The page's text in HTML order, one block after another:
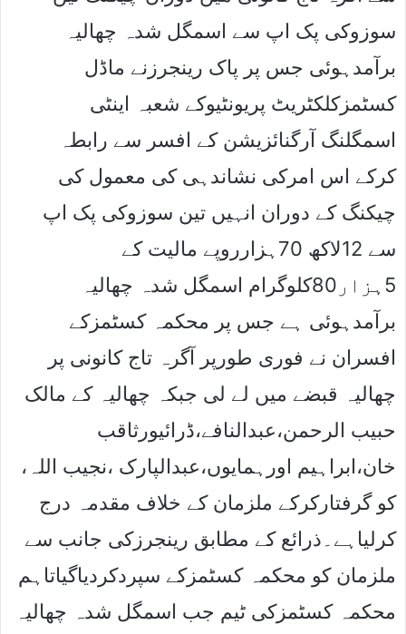
سوزوکی پک اپ سے اسمگل شدہ چھالیہ
برآمدہوئی جس پر پاک رینجرزنے ماڈل
کسٹمزکلکٹریٹ پریونٹیوکے شعبہ اینٹی
اسمگلنگ آرگنائزیشن کے افسر سے رابطہ
کرکے اس امرکی نشاندہی کی معمول کی
چیکنگ کے دوران انہیں تین سوزوکی پک اپ
سے 12لاکھ 70ہزارروپے مالیت کے
5ہزار80کلوگرام اسمگل شدہ چھالیہ
برآمدہوئی ہے جس پر محکمہ کسٹمزکے
افسران نے فوری طورپر آگرہ تاج کانونی پر
چھالیہ قبضے میں لے لی جبکہ چھالیہ کے مالک
حبیب الرحمن،عبدالنافے،ڈرائیورثاقب
خان،ابراہیم اورہمایوں،عبدالپارک ،نجیب اللہ،
کو گرفتارکرکے ملزمان کے خلاف مقدمہ درج
کرلیاہے۔ذرائع کے مطابق رینجرزکی جانب سے
ملزمان کو محکمہ کسٹمزکے سپردکردیاگیاتاہم
محکمہ کسٹمزکی ٹیم جب اسمگل شدہ چھالیہ